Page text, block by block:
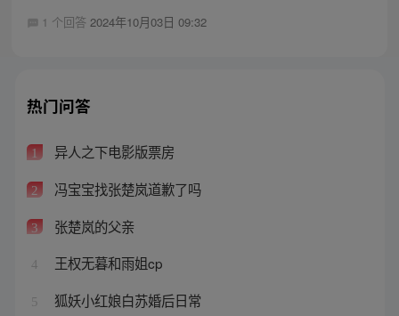
1 个回答 2024年10月03日 09:32
热门问答
1 异人之下电影版票房
2 冯宝宝找张楚岚道歉了吗
3 张楚岚的父亲
4 王权无暮和雨姐cp
5 狐妖小红娘白苏婚后日常